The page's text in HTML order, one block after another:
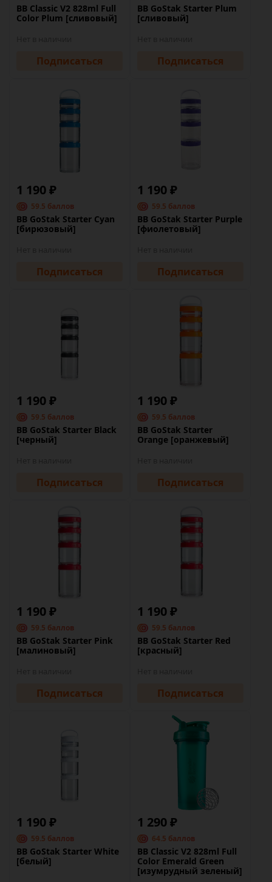
BB Classic V2 828ml Full
Color Plum [сливовый]
Подписаться
BB GoStak Starter Plum
[сливовый]
Подписаться
1 190 ₽
59.5 баллов
BB GoStak Starter Cyan
[бирюзовый]
Подписаться
1 190 ₽
59.5 баллов
BB GoStak Starter Purple
[фиолетовый]
Подписаться
1 190 ₽
59.5 баллов
BB GoStak Starter Black
[черный]
Подписаться
1 190 ₽
59.5 баллов
BB GoStak Starter
Orange [оранжевый]
Подписаться
1 190 ₽
59.5 баллов
BB GoStak Starter Pink
[малиновый]
Подписаться
1 190 ₽
59.5 баллов
BB GoStak Starter Red
[красный]
Подписаться
1 190 ₽
59.5 баллов
BB GoStak Starter White
[белый]
1 290 ₽
64.5 баллов
BB Classic V2 828ml Full
Color Emerald Green
[изумрудный зеленый]